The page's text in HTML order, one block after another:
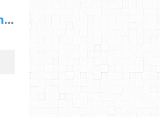
Albertine en cinq temps au TfT: une oeuvre intemporelle - L'Express